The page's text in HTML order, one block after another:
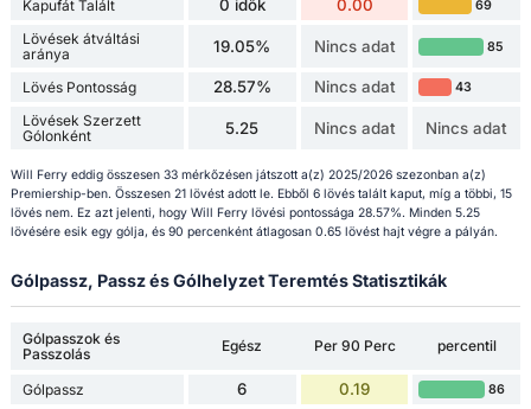
Kapufát Talált 0 idők 0.00 69
Lövések átváltási
aránya
19.05% Nincs adat 85
Lövés Pontosság 28.57% Nincs adat 43
Lövések Szerzett
Gólonként
5.25 Nincs adat Nincs adat
Will Ferry eddig összesen 33 mérkőzésen játszott a(z) 2025/2026 szezonban a(z)
Premiership-ben. Összesen 21 lövést adott le. Ebből 6 lövés talált kaput, míg a többi, 15
lövés nem. Ez azt jelenti, hogy Will Ferry lövési pontossága 28.57%. Minden 5.25
lövésére esik egy gólja, és 90 percenként átlagosan 0.65 lövést hajt végre a pályán.
Gólpassz, Passz és Gólhelyzet Teremtés Statisztikák
Gólpasszok és
Passzolás
Egész Per 90 Perc percentil
Gólpassz 6 0.19 86